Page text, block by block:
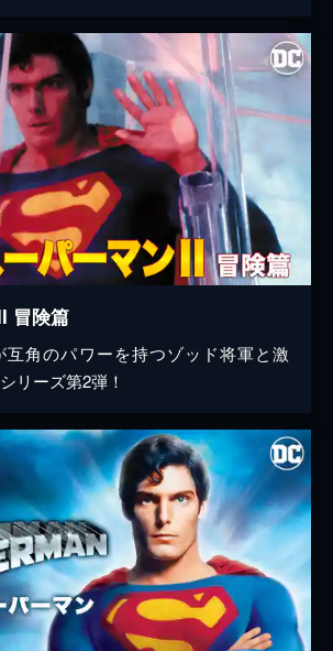
冒険篇
互角のパワーを持つゾッド将軍と激
リーズ第2弾！